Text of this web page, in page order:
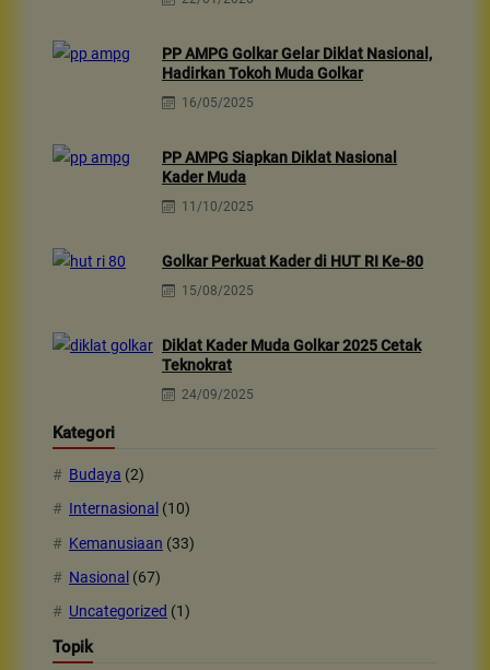
PP AMPG Golkar Gelar Diklat Nasional,
Hadirkan Tokoh Muda Golkar
16/05/2025
PP AMPG Siapkan Diklat Nasional
Kader Muda
11/10/2025
Golkar Perkuat Kader di HUT RI Ke-80
15/08/2025
Diklat Kader Muda Golkar 2025 Cetak
Teknokrat
24/09/2025
Kategori
Budaya (2)
Internasional (10)
Kemanusiaan (33)
Nasional (67)
Uncategorized (1)
Topik